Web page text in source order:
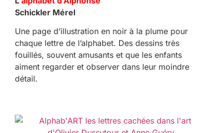
Schickler Mérel
Une page d’illustration en noir à la plume pour
chaque lettre de l’alphabet. Des dessins très
fouillés, souvent amusants et que les enfants
aiment regarder et observer dans leur moindre
détail.